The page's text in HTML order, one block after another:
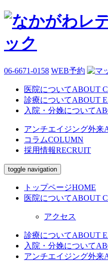
06-6671-0158 WEB予約
医院についてABOUT
診療についてABOUT
入院・分娩について
アンチエイジング外来
コラムCOLUMN
採用情報RECRUIT
toggle navigation
トップページHOME
医院についてABOUT
アクセス
診療についてABOUT
入院・分娩について
アンチエイジング外来